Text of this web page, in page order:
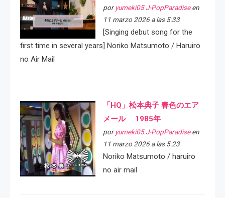
por yumeki05 J-PopParadiseen
11 marzo 2026 a las 5:33
[Singing debut song for the
first time in several years] Noriko Matsumoto / Haruiro
no Air Mail
「HQ」松本典子 春色のエア
メール 1985年
por yumeki05 J-PopParadiseen
11 marzo 2026 a las 5:23
Noriko Matsumoto / haruiro
no air mail